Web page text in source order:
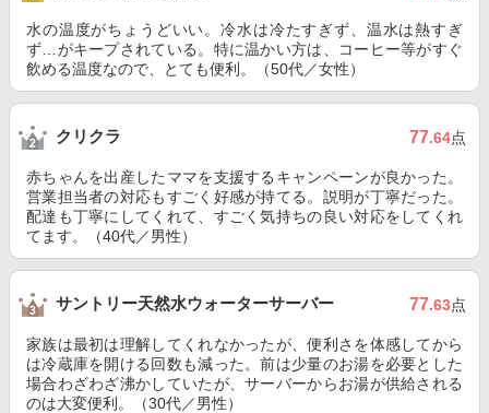
水の温度がちょうどいい。冷水は冷たすぎず、温水は熱すぎ
ず…がキープされている。特に温かい方は、コーヒー等がすぐ
飲める温度なので、とても便利。（50代／女性）
クリクラ 77.64点
赤ちゃんを出産したママを支援するキャンペーンが良かった。
営業担当者の対応もすごく好感が持てる。説明が丁寧だった。
配達も丁寧にしてくれて、すごく気持ちの良い対応をしてくれ
てます。（40代／男性）
サントリー天然水ウォーターサーバー 77.63点
家族は最初は理解してくれなかったが、便利さを体感してから
は冷蔵庫を開ける回数も減った。前は少量のお湯を必要とした
場合わざわざ沸かしていたが、サーバーからお湯が供給される
のは大変便利。（30代／男性）